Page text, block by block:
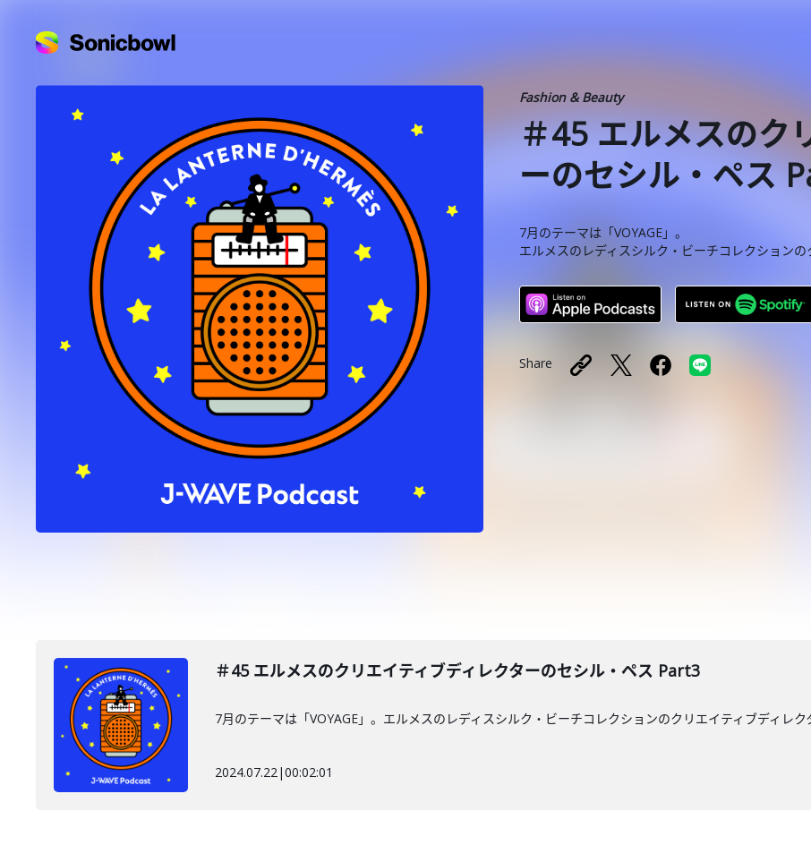
Fashion & Beauty
＃45 エルメスのク
ーのセシル・ペス
7月のテーマは「VOYAGE」。
エルメスのレディスシルク・ビーチコレクション
Share
＃45 エルメスのクリエイティブディレクターのセシル・ペス Part3
7月のテーマは「VOYAGE」。エルメスのレディスシルク・ビーチコレクションのクリエイティブディレ
2024.07.22|00:02:01